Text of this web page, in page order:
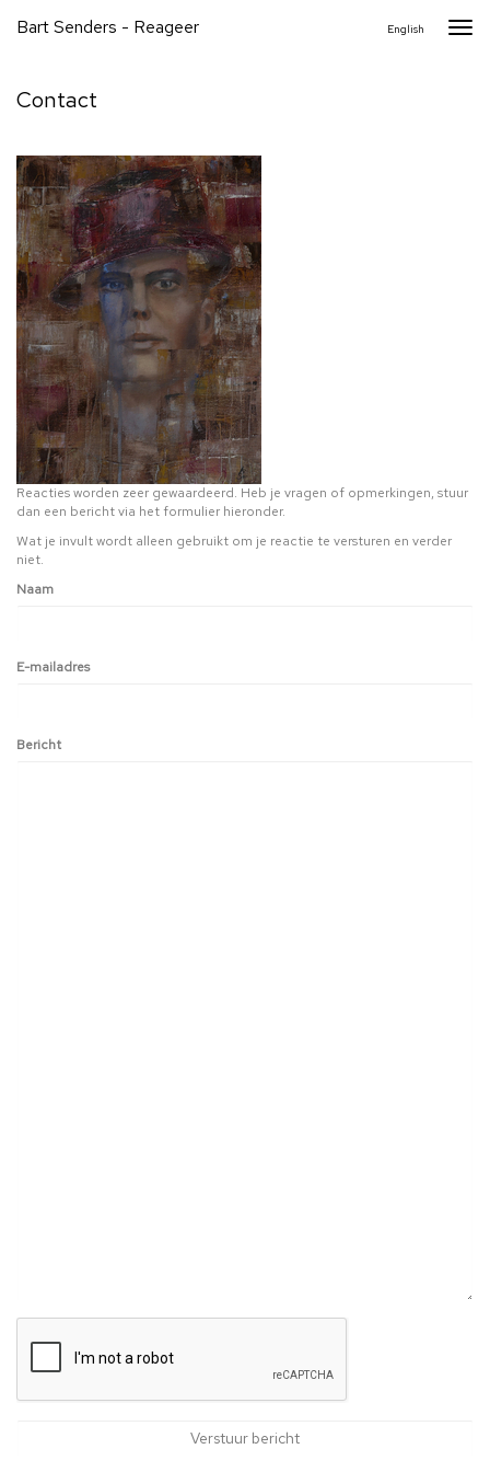
Bart Senders - Reageer English
Contact
Reacties worden zeer gewaardeerd. Heb je vragen of opmerkingen, stuur
dan een bericht via het formulier hieronder.
Wat je invult wordt alleen gebruikt om je reactie te versturen en verder
niet.
Naam
E-mailadres
Bericht